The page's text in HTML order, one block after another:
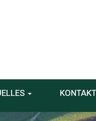
KONTAKT